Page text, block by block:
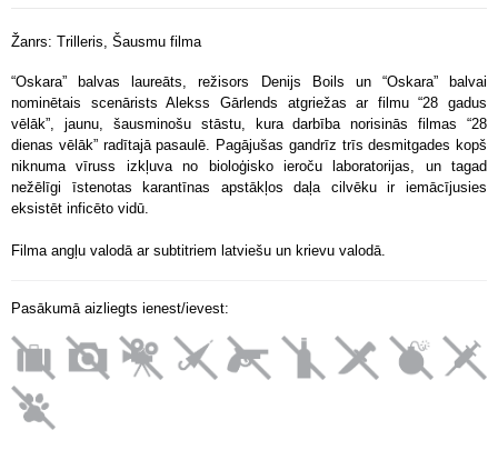
Žanrs: Trilleris, Šausmu filma
“Oskara” balvas laureāts, režisors Denijs Boils un “Oskara” balvai
nominētais scenārists Alekss Gārlends atgriežas ar filmu “28 gadus
vēlāk”, jaunu, šausminošu stāstu, kura darbība norisinās filmas “28
dienas vēlāk” radītajā pasaulē. Pagājušas gandrīz trīs desmitgades kopš
niknuma vīruss izkļuva no bioloģisko ieroču laboratorijas, un tagad
nežēlīgi īstenotas karantīnas apstākļos daļa cilvēku ir iemācījusies
eksistēt inficēto vidū.
Filma angļu valodā ar subtitriem latviešu un krievu valodā.
Pasākumā aizliegts ienest/ievest: